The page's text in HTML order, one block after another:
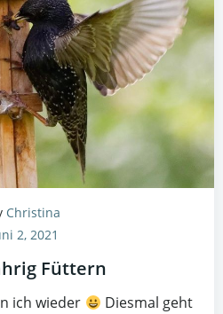
Christina
2, 2021
Füttern
ich wieder
Diesmal geht